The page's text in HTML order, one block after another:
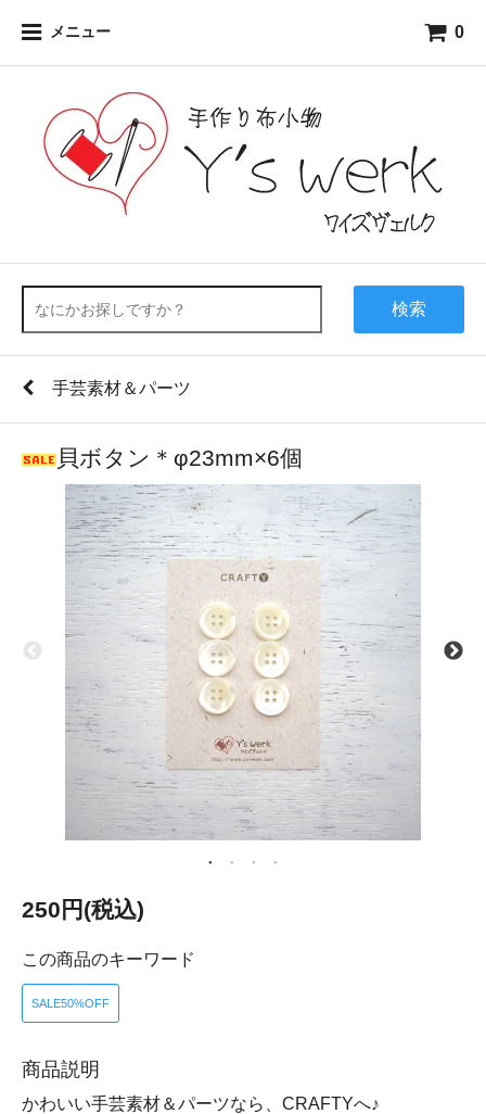
メニュー 0
検索
手芸素材＆パーツ
貝ボタン＊φ23mm×6個
250円(税込)
この商品のキーワード
SALE50%OFF
商品説明
かわいい手芸素材＆パーツなら、CRAFTYへ♪